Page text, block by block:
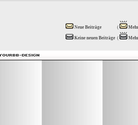
Neue Beiträge (
Keine neuen Beiträge (